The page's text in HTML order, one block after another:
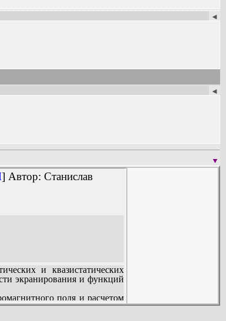
безопасности элементов
судов»
и безопасность судовых
которых 20 книг...
◄
◄
▼
] Автор: Станислав
и квазистатических
экранирования и функций
поля и расчетом